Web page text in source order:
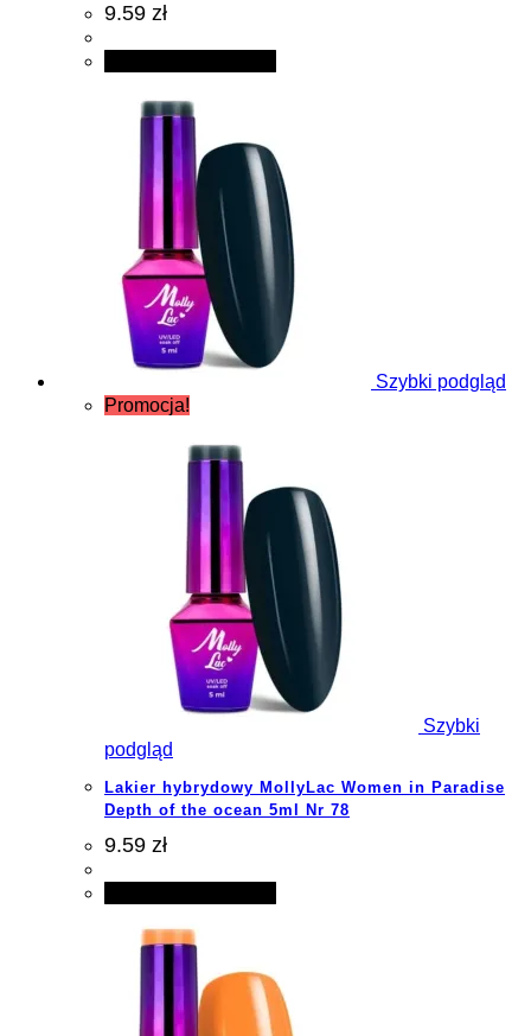
9.59 zł
Szybki podgląd
Promocja!
Szybki
podgląd
Lakier hybrydowy MollyLac Women in Paradise
Depth of the ocean 5ml Nr 78
9.59 zł